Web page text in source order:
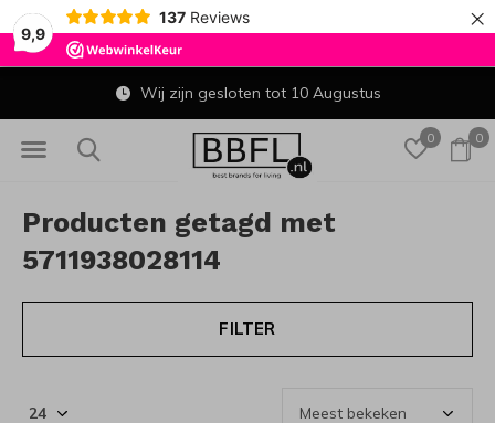
9,9
137 Reviews ×
0 0
Wij zijn gesloten tot 10 Augustus
Producten getagd met
5711938028114
FILTER